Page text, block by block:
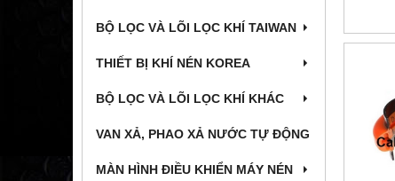
BỘ LỌC VÀ LÕI LỌC KHÍ TAIWAN
THIẾT BỊ KHÍ NÉN KOREA
BỘ LỌC VÀ LÕI LỌC KHÍ KHÁC
VAN XẢ, PHAO XẢ NƯỚC TỰ ĐỘNG
MÀN HÌNH ĐIỀU KHIỂN MÁY NÉN